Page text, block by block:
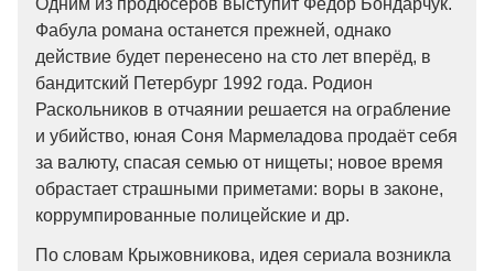
Одним из продюсеров выступит Фёдор Бондарчук.
Фабула романа останется прежней, однако
действие будет перенесено на сто лет вперёд, в
бандитский Петербург 1992 года. Родион
Раскольников в отчаянии решается на ограбление
и убийство, юная Соня Мармеладова продаёт себя
за валюту, спасая семью от нищеты; новое время
обрастает страшными приметами: воры в законе,
коррумпированные полицейские и др.
По словам Крыжовникова, идея сериала возникла